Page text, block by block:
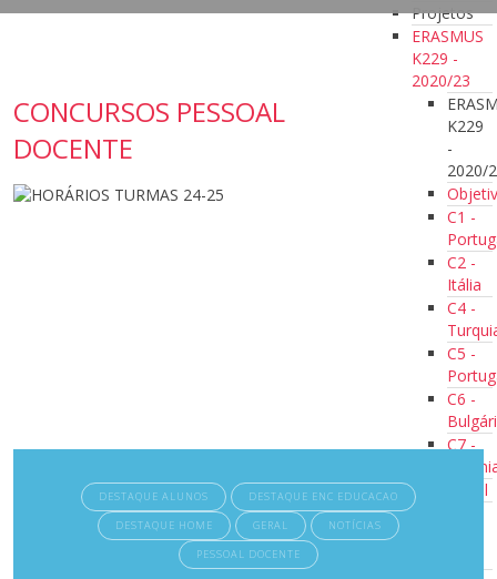
Projetos
ERASMUS
K229 -
2020/23
K229
-
2020/
C1 -
C2 -
Itália
C4 -
C5 -
C6 -
C7 -
Jornal
10
CONCURSOS PESSOAL
DOCENTE
DESTAQUE ALUNOS
DESTAQUE ENC EDUCACAO
DESTAQUE HOME
GERAL
NOTÍCIAS
PESSOAL DOCENTE